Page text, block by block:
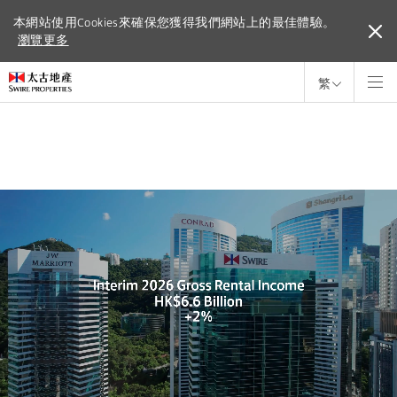
本網站使用Cookies來確保您獲得我們網站上的最佳體驗。
瀏覽更多
本網站使用Cookies來確保您獲得我們網站上的最佳體驗。
瀏覽更多
繁